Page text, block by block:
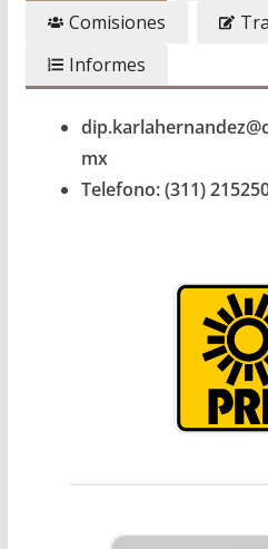
Comisiones
Informes
mx
Telefono: (311)